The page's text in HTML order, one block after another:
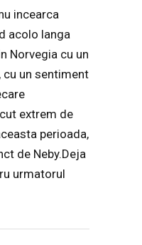
incearca
acolo langa
Norvegia cu un
cu un sentiment
extrem de
perioada,
de Neby.Deja
urmatorul